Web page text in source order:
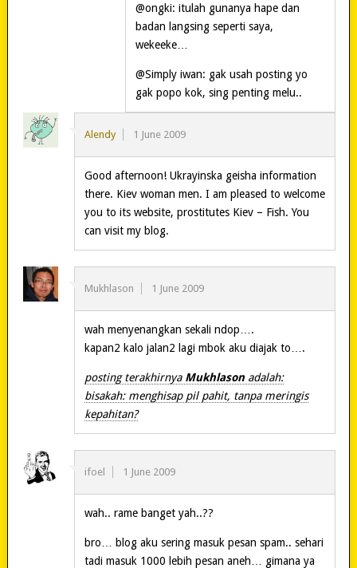
@ongki: itulah gunanya hape dan
badan langsing seperti saya,
wekeeke…
@Simply iwan: gak usah posting yo
gak popo kok, sing penting melu..
Alendy 1 June 2009
Good afternoon! Ukrayinska geisha information
there. Kiev woman men. I am pleased to welcome
you to its website, prostitutes Kiev – Fish. You
can visit my blog.
Mukhlason 1 June 2009
wah menyenangkan sekali ndop….
kapan2 kalo jalan2 lagi mbok aku diajak to….
posting terakhirnya Mukhlason adalah:
bisakah: menghisap pil pahit, tanpa meringis
kepahitan?
ifoel 1 June 2009
wah.. rame banget yah..??
bro… blog aku sering masuk pesan spam.. sehari
tadi masuk 1000 lebih pesan aneh… gimana ya